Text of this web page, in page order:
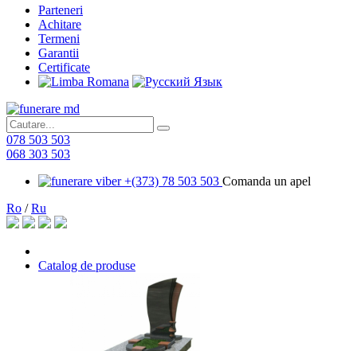
Parteneri
Achitare
Termeni
Garantii
Certificate
078 503 503
068 303 503
+(373) 78 503 503 Comanda un apel
Ro /Ru
Catalog de produse